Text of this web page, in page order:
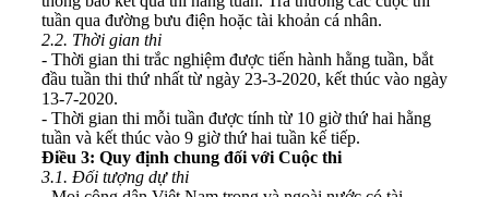
tuần qua đường bưu điện hoặc tài khoản cá nhân.
2.2. Thời gian thi
- Thời gian thi trắc nghiệm được tiến hành hằng tuần, bắt
đầu tuần thi thứ nhất từ ngày 23-3-2020, kết thúc vào ngày
13-7-2020.
- Thời gian thi mỗi tuần được tính từ 10 giờ thứ hai hằng
tuần và kết thúc vào 9 giờ thứ hai tuần kế tiếp.
Điều 3: Quy định chung đối với Cuộc thi
3.1. Đối tượng dự thi